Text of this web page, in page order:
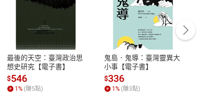
性
參
服務時間：週一到週五 10:00-12:00、
13:00-17:00 (國定假日及例假日休息)
客服電話：0080-1857077
最後的天空：臺灣政治思
想史研究【電子書】
$546
1% (賺5點)
鬼島．鬼導：臺灣靈異大
小事【電子書】
$336
1% (賺3點)